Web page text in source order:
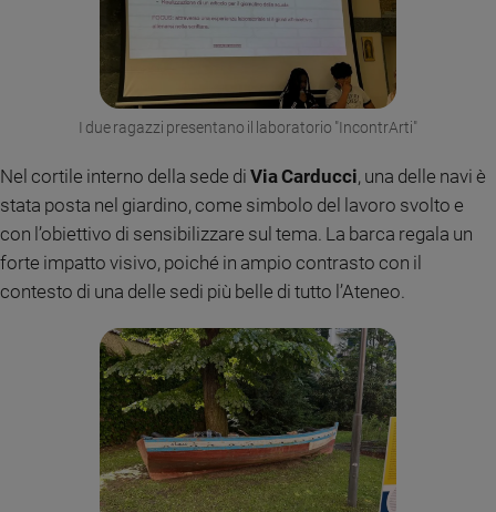
I due ragazzi presentano il laboratorio "IncontrArti"
Nel cortile interno della sede di Via Carducci, una delle navi è
stata posta nel giardino, come simbolo del lavoro svolto e
con l’obiettivo di sensibilizzare sul tema. La barca regala un
forte impatto visivo, poiché in ampio contrasto con il
contesto di una delle sedi più belle di tutto l’Ateneo.